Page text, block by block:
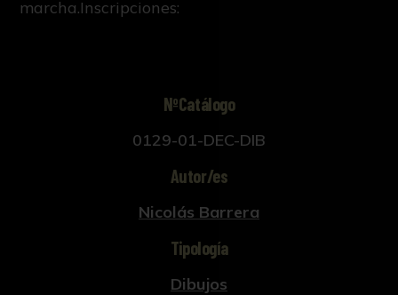
marcha.Inscripciones:
NºCatálogo
0129-01-DEC-DIB
Autor/es
Nicolás Barrera
Tipología
Dibujos